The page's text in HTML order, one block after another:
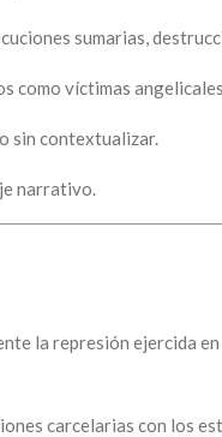
sumarias,
como víctimas
sin contextualizar.
narrativo.
la represión ejercida
carcelarias con los